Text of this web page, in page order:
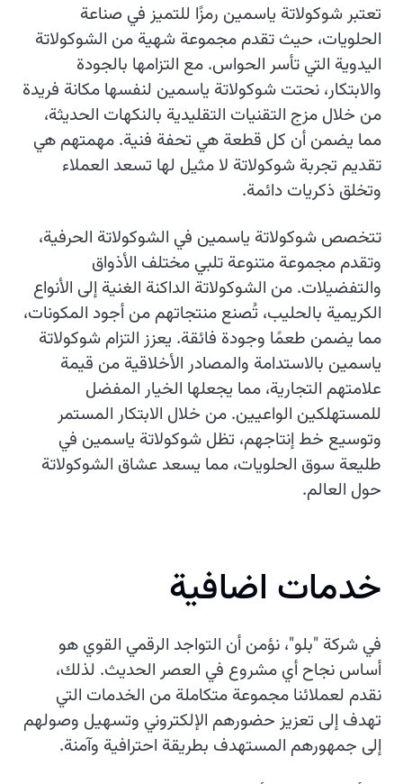
تعتبر شوكولاتة ياسمين رمزًا للتميز في صناعة
الحلويات، حيث تقدم مجموعة شهية من الشوكولاتة
اليدوية التي تأسر الحواس. مع التزامها بالجودة
والابتكار، نحتت شوكولاتة ياسمين لنفسها مكانة فريدة
من خلال مزج التقنيات التقليدية بالنكهات الحديثة،
مما يضمن أن كل قطعة هي تحفة فنية. مهمتهم هي
تقديم تجربة شوكولاتة لا مثيل لها تسعد العملاء
وتخلق ذكريات دائمة.
تتخصص شوكولاتة ياسمين في الشوكولاتة الحرفية،
وتقدم مجموعة متنوعة تلبي مختلف الأذواق
والتفضيلات. من الشوكولاتة الداكنة الغنية إلى الأنواع
الكريمية بالحليب، تُصنع منتجاتهم من أجود المكونات،
مما يضمن طعمًا وجودة فائقة. يعزز التزام شوكولاتة
ياسمين بالاستدامة والمصادر الأخلاقية من قيمة
علامتهم التجارية، مما يجعلها الخيار المفضل
للمستهلكين الواعيين. من خلال الابتكار المستمر
وتوسيع خط إنتاجهم، تظل شوكولاتة ياسمين في
طليعة سوق الحلويات، مما يسعد عشاق الشوكولاتة
حول العالم.
خدمات اضافية
في شركة "بلو"، نؤمن أن التواجد الرقمي القوي هو
أساس نجاح أي مشروع في العصر الحديث. لذلك،
نقدم لعملائنا مجموعة متكاملة من الخدمات التي
تهدف إلى تعزيز حضورهم الإلكتروني وتسهيل وصولهم
إلى جمهورهم المستهدف بطريقة احترافية وآمنة.